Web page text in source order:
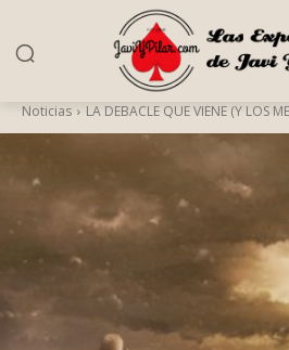
Noticias LA DEBACLE QUE VIENE (Y LOS